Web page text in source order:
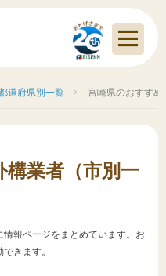
道府県別一覧 宮崎県のおすす
業者（市別一
報ページをまとめています。お
きます。